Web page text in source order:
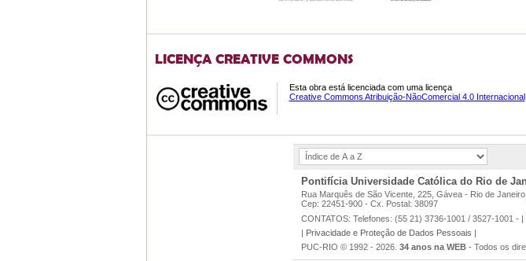
LICENÇA CREATIVE COMMONS
Esta obra está licenciada com uma licença
Creative Commons Atribuição-NãoComercial 4.0 Internacional.